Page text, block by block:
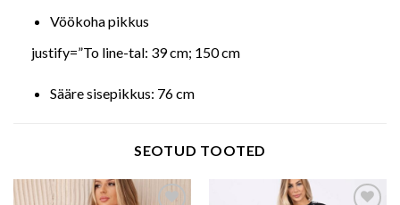
Vöökoha pikkus
justify=”To line-tal: 39 cm; 150 cm
Sääre sisepikkus: 76 cm
SEOTUD TOOTED